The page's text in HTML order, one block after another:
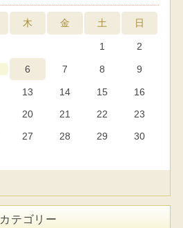
木 金 土 日
1 2
6 7 8 9
13 14 15
16
20 21 22
23
27 28 29
30
カテゴリー